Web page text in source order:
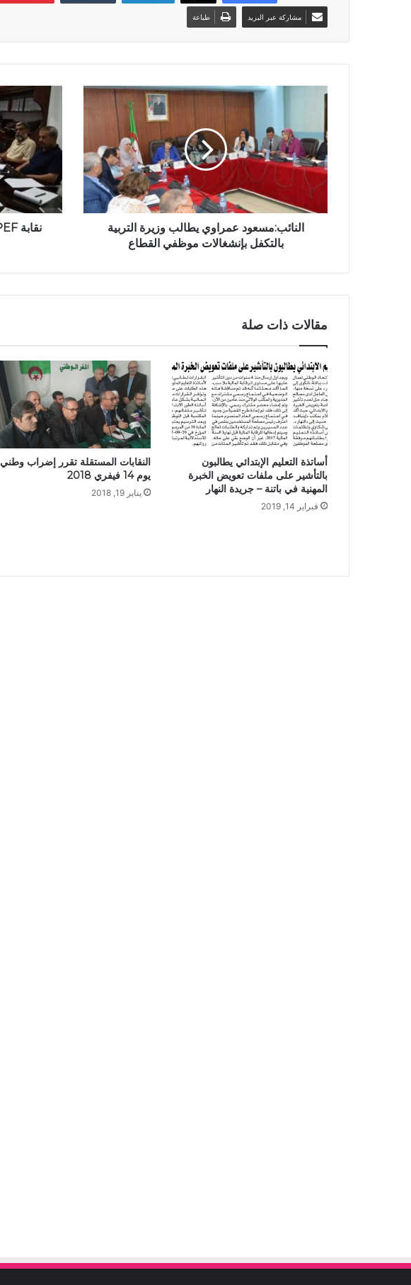
مشاركة عبر البريد طباعة
النائب:مسعود عمراوي يطالب وزيرة التربية
بالتكفل بإنشغالات موظفي القطاع
نقابة UNPEF تطالب بحوار إجتماعي حقيقي
مقالات ذات صلة
أساتذة التعليم الإبتدائي يطالبون
بالتأشير على ملفات تعويض الخبرة
المهنية في باتنة – جريدة النهار
فبراير 14, 2019
النقابات المستقلة تقرر إضراب وطني
يوم 14 فيفري 2018
يناير 19, 2018